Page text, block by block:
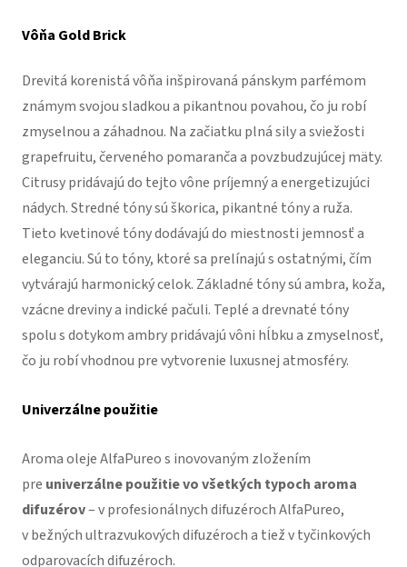
Vôňa Gold Brick
Drevitá korenistá vôňa inšpirovaná pánskym parfémom
známym svojou sladkou a pikantnou povahou, čo ju robí
zmyselnou a záhadnou. Na začiatku plná sily a sviežosti
grapefruitu, červeného pomaranča a povzbudzujúcej mäty.
Citrusy pridávajú do tejto vône príjemný a energetizujúci
nádych. Stredné tóny sú škorica, pikantné tóny a ruža.
Tieto kvetinové tóny dodávajú do miestnosti jemnosť a
eleganciu. Sú to tóny, ktoré sa prelínajú s ostatnými, čím
vytvárajú harmonický celok. Základné tóny sú ambra, koža,
vzácne dreviny a indické pačuli. Teplé a drevnaté tóny
spolu s dotykom ambry pridávajú vôni hĺbku a zmyselnosť,
čo ju robí vhodnou pre vytvorenie luxusnej atmosféry.
Univerzálne použitie
Aroma oleje AlfaPureo s inovovaným zložením
pre univerzálne použitie vo všetkých typoch aroma
difuzérov– v profesionálnych difuzéroch AlfaPureo,
v bežných ultrazvukových difuzéroch a tiež v tyčinkových
odparovacích difuzéroch.